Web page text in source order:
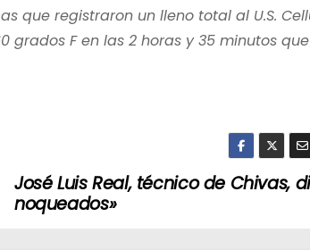
que registraron un lleno total al U.S.
grados F en las 2 horas y 35 minutos
José Luis Real, técnico de Chivas,
noqueados»